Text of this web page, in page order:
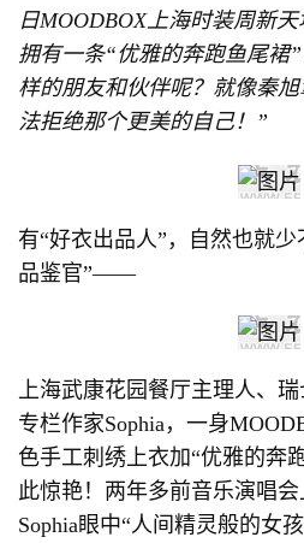
日MOODBOX上海时装周新
拥有一条“优雅的奔跑鱼尾裙
样的朋友和伙伴呢？就像秦
法拒绝那个更美的自己！”
有“好衣出品人”，自然也就
品鉴官”——
上海武康花园餐厅主理人、
专栏作家Sophia，一身
色手工刺绣上衣加“优雅的奔
此惊艳！两年多前音乐演唱
Sophia眼中“人间精灵般的女